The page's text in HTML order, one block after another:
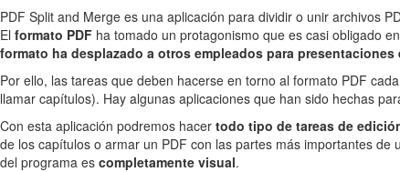
PDF Split and Merge es una aplicación para dividir o unir archivos
El formato PDF ha tomado un protagonismo que es casi obligado
formato ha desplazado a otros empleados para presentaciones
Por ello, las tareas que deben hacerse en torno al formato PDF
llamar capítulos). Hay algunas aplicaciones que han sido hechas
Con esta aplicación podremos hacer todo tipo de tareas de
de los capítulos o armar un PDF con las partes más importantes
del programa es completamente visual.